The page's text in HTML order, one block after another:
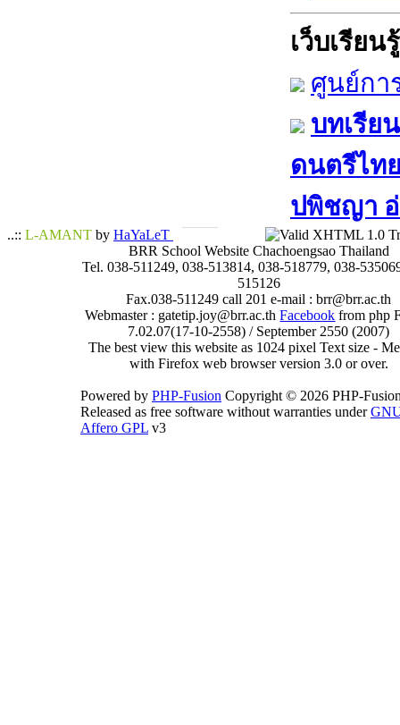
เว็บเรียนรู้
ศูนย์กา
บทเรีย
ดนตรีไท
ปพิชญา​ อ่
..:: L-AMANT by HaYaLeT
BRR School Website Chachoengsao Thailand
Tel. 038-511249, 038-513814, 038-518779, 038-
515126
Fax.038-511249 call 201 e-mail : brr@brr.ac.th
Webmaster : gatetip.joy@brr.ac.thFacebook from php
7.02.07(17-10-2558) / September 2550 (2007)
The best view this website as 1024 pixel Text size -
with Firefox web browser version 3.0 or over.
Powered by PHP-Fusion Copyright © 2026 PHP-
Released as free software without warranties under
Affero GPL v3